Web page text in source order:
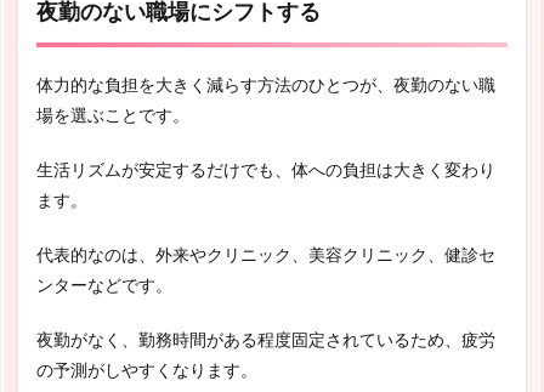
夜勤のない職場にシフトする
体力的な負担を大きく減らす方法のひとつが、夜勤のない職
場を選ぶことです。
生活リズムが安定するだけでも、体への負担は大きく変わり
ます。
代表的なのは、外来やクリニック、美容クリニック、健診セ
ンターなどです。
夜勤がなく、勤務時間がある程度固定されているため、疲労
の予測がしやすくなります。